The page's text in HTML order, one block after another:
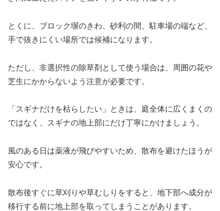
とくに、ブロック塀のきわ、砂利の間、駐車場の端など、
手で抜きにくい場所では候補になります。
ただし、非選択性の除草剤として使う場合は、周囲の花や
芝生にかからないよう注意が必要です。
「スギナだけを枯らしたい」ときは、庭全体に広くまくの
ではなく、スギナの地上部にだけ丁寧にかけましょう。
風のある日は薬液が飛びやすいため、散布を避けたほうが
安心です。
散布後すぐに草刈りや草むしりをすると、地下部へ成分が
移行する前に地上部を取ってしまうことがあります。